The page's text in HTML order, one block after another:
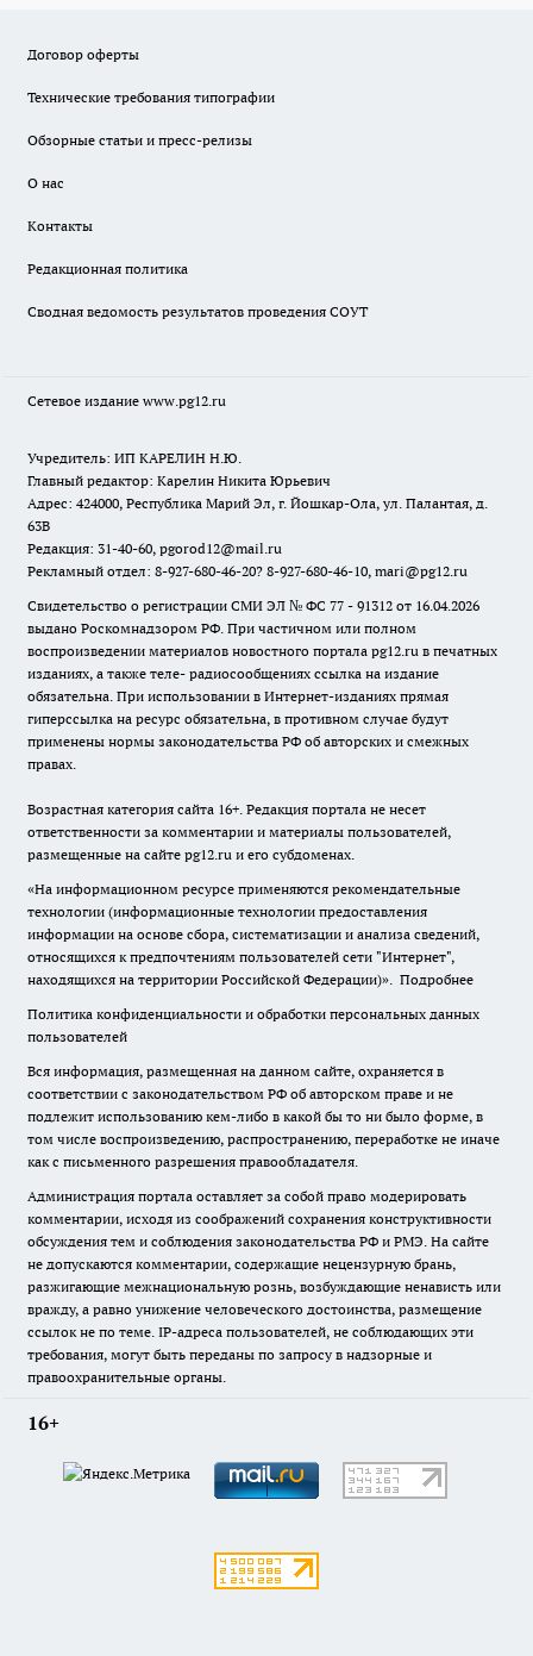
Договор оферты
Технические требования типографии
Обзорные статьи и пресс-релизы
О нас
Контакты
Редакционная политика
Сводная ведомость результатов проведения СОУТ
Сетевое издание www.pg12.ru
Учредитель: ИП КАРЕЛИН Н.Ю.
Главный редактор: Карелин Никита Юрьевич
Адрес: 424000, Республика Марий Эл, г. Йошкар-Ола, ул. Палантая, д.
63В
Редакция: 31-40-60, pgorod12@mail.ru
Рекламный отдел: 8-927-680-46-20? 8-927-680-46-10, mari@pg12.ru
Свидетельство о регистрации СМИ ЭЛ № ФС 77 - 91312 от 16.04.2026
выдано Роскомнадзором РФ. При частичном или полном
воспроизведении материалов новостного портала pg12.ru в печатных
изданиях, а также теле- радиосообщениях ссылка на издание
обязательна. При использовании в Интернет-изданиях прямая
гиперссылка на ресурс обязательна, в противном случае будут
применены нормы законодательства РФ об авторских и смежных
правах.
Возрастная категория сайта 16+. Редакция портала не несет
ответственности за комментарии и материалы пользователей,
размещенные на сайте pg12.ru и его субдоменах.
«На информационном ресурсе применяются рекомендательные
технологии (информационные технологии предоставления
информации на основе сбора, систематизации и анализа сведений,
относящихся к предпочтениям пользователей сети "Интернет",
находящихся на территории Российской Федерации)». Подробнее
Политика конфиденциальности и обработки персональных данных
пользователей
Вся информация, размещенная на данном сайте, охраняется в
соответствии с законодательством РФ об авторском праве и не
подлежит использованию кем-либо в какой бы то ни было форме, в
том числе воспроизведению, распространению, переработке не иначе
как с письменного разрешения правообладателя.
Администрация портала оставляет за собой право модерировать
комментарии, исходя из соображений сохранения конструктивности
обсуждения тем и соблюдения законодательства РФ и РМЭ. На сайте
не допускаются комментарии, содержащие нецензурную брань,
разжигающие межнациональную рознь, возбуждающие ненависть или
вражду, а равно унижение человеческого достоинства, размещение
ссылок не по теме. IP-адреса пользователей, не соблюдающих эти
требования, могут быть переданы по запросу в надзорные и
правоохранительные органы.
16+